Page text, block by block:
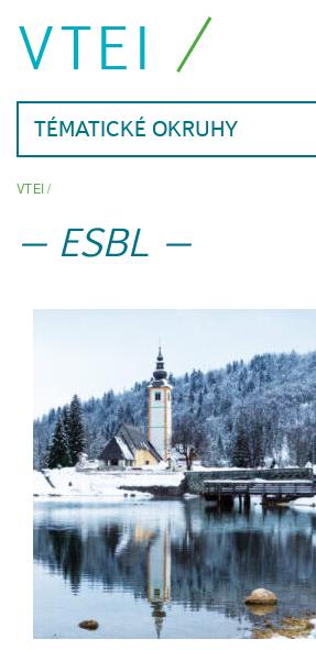
VTEI
TÉMATICKÉ OKRUHY
VTEI/
ESBL